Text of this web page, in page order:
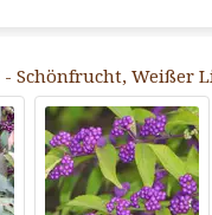
Schönfrucht, Weißer